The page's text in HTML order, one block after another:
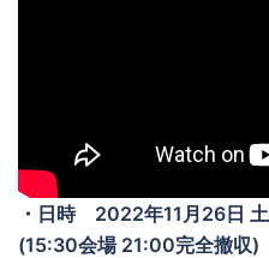
・日時 2022年11月26日
(15:30会場 21:00完全撤収)